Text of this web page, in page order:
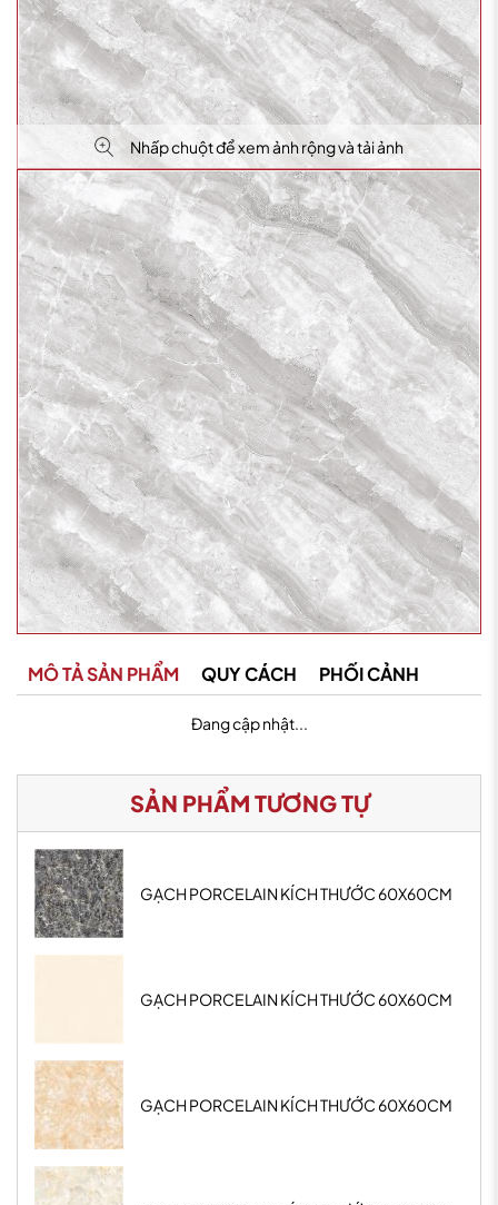
Nhấp chuột để xem ảnh rộng và tải ảnh
MÔ TẢ SẢN PHẨM QUY CÁCH PHỐI CẢNH
Đang cập nhật...
SẢN PHẨM TƯƠNG TỰ
GẠCH PORCELAIN KÍCH THƯỚC 60X60CM
GẠCH PORCELAIN KÍCH THƯỚC 60X60CM
GẠCH PORCELAIN KÍCH THƯỚC 60X60CM